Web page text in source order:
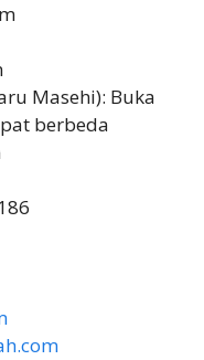
Masehi): Buka
berbeda